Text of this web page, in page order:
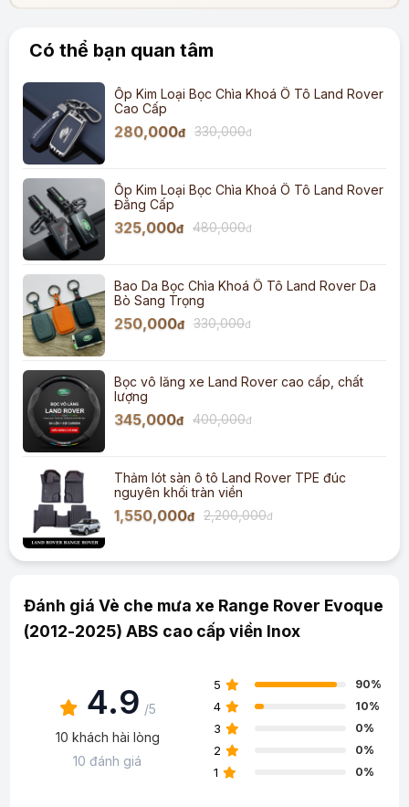
Có thể bạn quan tâm
Ốp Kim Loại Bọc Chìa Khoá Ô Tô Land Rover
Cao Cấp
280,000đ 330,000đ
Ốp Kim Loại Bọc Chìa Khoá Ô Tô Land Rover
Đẳng Cấp
325,000đ 480,000đ
Bao Da Bọc Chìa Khoá Ô Tô Land Rover Da
Bò Sang Trọng
250,000đ 330,000đ
Bọc vô lăng xe Land Rover cao cấp, chất
lượng
345,000đ 400,000đ
Thảm lót sàn ô tô Land Rover TPE đúc
nguyên khối tràn viền
1,550,000đ 2,200,000đ
Đánh giá Vè che mưa xe Range Rover Evoque
(2012-2025) ABS cao cấp viền Inox
4.9 /5
10 khách hài lòng
10 đánh giá
5 90%
4 10%
3 0%
2 0%
1 0%